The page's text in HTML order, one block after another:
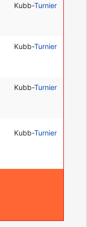
Kubb-Turnier
Kubb-Turnier
Kubb-Turnier
Kubb-Turnier